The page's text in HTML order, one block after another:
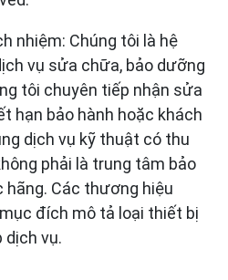
nhiệm: Chúng tôi là hệ
vụ sửa chữa, bảo dưỡng
tôi chuyên tiếp nhận sửa
hạn bảo hành hoặc khách
dịch vụ kỹ thuật có thu
phải là trung tâm bảo
hãng. Các thương hiệu
đích mô tả loại thiết bị
dịch vụ.